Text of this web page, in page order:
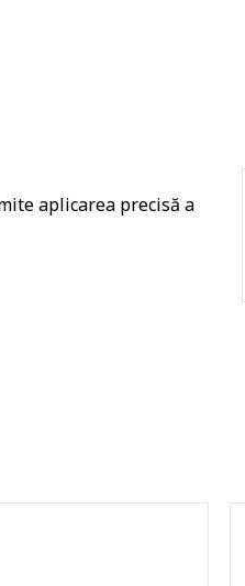
aplicarea precisă a